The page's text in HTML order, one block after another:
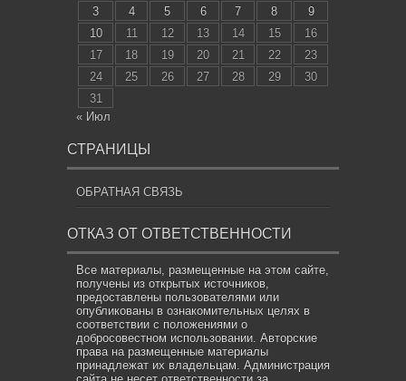
3
4 5 6 7 8
9
10
11 12 13 14 15
16
17
18 19 20 21 22
23
24
25 26 27 28 29
30
31
« Июл
СТРАНИЦЫ
ОБРАТНАЯ СВЯЗЬ
ОТКАЗ ОТ ОТВЕТСТВЕННОСТИ
Все материалы, размещенные на этом сайте,
получены из открытых источников,
предоставлены пользователями или
опубликованы в ознакомительных целях в
соответствии с положениями о
добросовестном использовании. Авторские
права на размещенные материалы
принадлежат их владельцам. Администрация
сайта не несет ответственности за